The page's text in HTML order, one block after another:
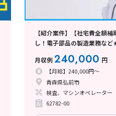
【紹介案件】【社宅費全額
し！電子部品の製造業務な
月収例240,000 円
【月給】240,000円～
青森県弘前市
検査、マシンオペレーター
62782-00